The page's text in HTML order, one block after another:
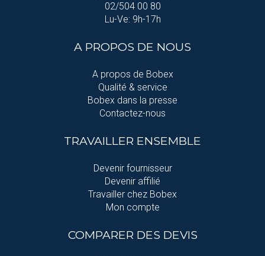
02/504 00 80
Lu-Ve: 9h-17h
A PROPOS DE NOUS
A propos de Bobex
Qualité & service
Bobex dans la presse
Contactez-nous
TRAVAILLER ENSEMBLE
Devenir fournisseur
Devenir affilié
Travailler chez Bobex
Mon compte
COMPARER DES DEVIS